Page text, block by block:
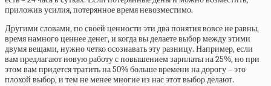
приложив усилия, потерянное время невозместимо.
Другими словами, по своей ценности эти два понятия вовсе не равны,
время намного ценнее денег, и когда вы делаете выбор между этими
двумя вещами, нужно четко осознавать эту разницу. Например, если
вам предлагают новую работу с повышением зарплаты на 25%, но при
этом вам придется тратить на 50% больше времени на дорогу – это
плохой выбор, и тем не менее многие из нас этот выбор делают.